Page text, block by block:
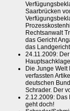
Saarbrücken
Rechtsanwalt
das Gericht
das
24.11.2009:
Die Junge Welt
verfassten
deutschen
Schrader. Der
2.12.2009: Das
geht doch!